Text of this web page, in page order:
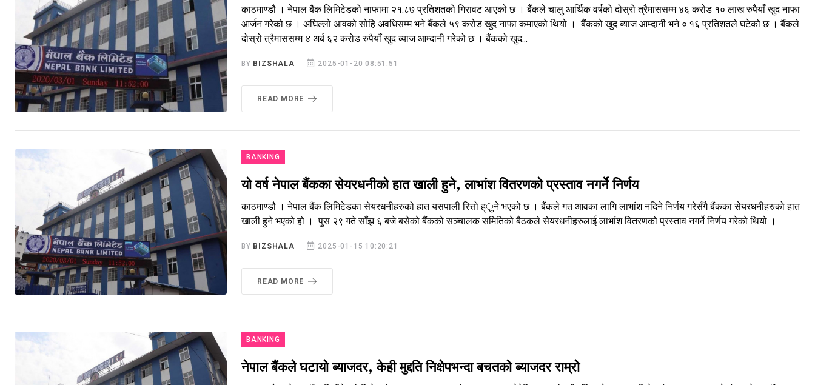
काठमाण्डौ । नेपाल बैंक लिमिटेडको नाफामा २१.८७ प्रतिशतको गिरावट आएको छ । बैंकले चालु आर्थिक वर्षको दोस्रो त्रैमाससम्म ४६ करोड १० लाख रुपैयाँ खुद नाफा
आर्जन गरेको छ । अघिल्लो आवको सोहि अवधिसम्म भने बैंकले ५९ करोड खुद नाफा कमाएको थियो । बैंकको खुद ब्याज आम्दानी भने ०.१६ प्रतिशतले घटेको छ । बैंकले
दोस्रो त्रैमाससम्म ४ अर्ब ६२ करोड रुपैयाँ खुद ब्याज आम्दानी गरेको छ । बैंकको खुद...
BY BIZSHALA 2025-01-20 08:51:51
READ MORE
BANKING
यो वर्ष नेपाल बैंकका सेयरधनीको हात खाली हुने, लाभांश वितरणको प्रस्ताव नगर्ने निर्णय
काठमाण्डौ । नेपाल बैंक लिमिटेडका सेयरधनीहरुको हात यसपाली रित्तो ह्ुने भएको छ । बैंकले गत आवका लागि लाभांश नदिने निर्णय गरेसँगै बैंकका सेयरधनीहरुको हात
खाली हुने भएको हो । पुस २९ गते साँझ ६ बजे बसेको बैंकको सञ्चालक समितिको बैठकले सेयरधनीहरुलाई लाभांश वितरणको प्रस्ताव नगर्ने निर्णय गरेको थियो ।
BY BIZSHALA 2025-01-15 10:20:21
READ MORE
BANKING
नेपाल बैंकले घटायो ब्याजदर, केही मुद्दति निक्षेपभन्दा बचतको ब्याजदर राम्रो